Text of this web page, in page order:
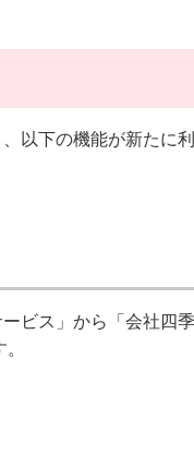
以下の機能が新たに
ビス」から「会社四